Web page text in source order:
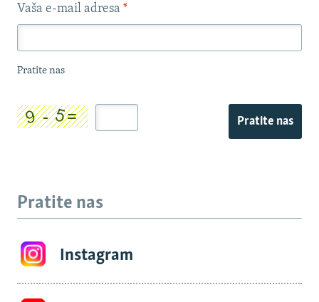
Vaša e-mail adresa *
Pratite nas
Pratite nas
Pratite nas
Instagram